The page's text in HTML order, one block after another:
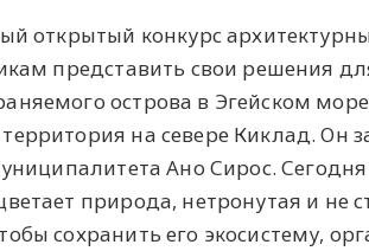
открытый конкурс
представить свои решения
острова в Эгейском
на севере Киклад. Он
Ано Сирос.
природа, нетронутая и не
сохранить его экосистему,